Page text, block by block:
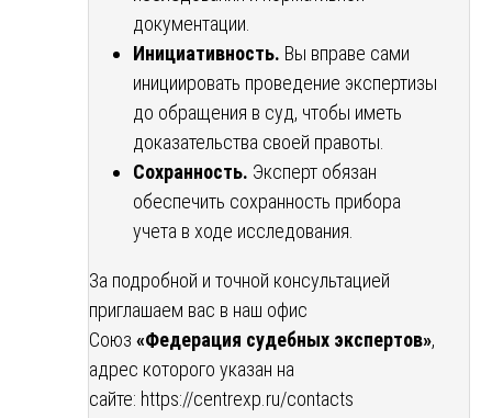
документации.
Инициативность. Вы вправе сами
инициировать проведение экспертизы
до обращения в суд, чтобы иметь
доказательства своей правоты.
Сохранность. Эксперт обязан
обеспечить сохранность прибора
учета в ходе исследования.
За подробной и точной консультацией
приглашаем вас в наш офис
Союз «Федерация судебных экспертов»,
адрес которого указан на
сайте: https://centrexp.ru/contacts